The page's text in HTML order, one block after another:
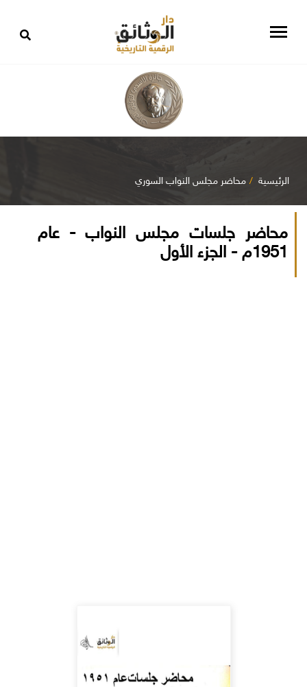
الرئيسية محاضر مجلس النواب السوري
محاضر جلسات مجلس النواب - عام
1951م - الجزء الأول